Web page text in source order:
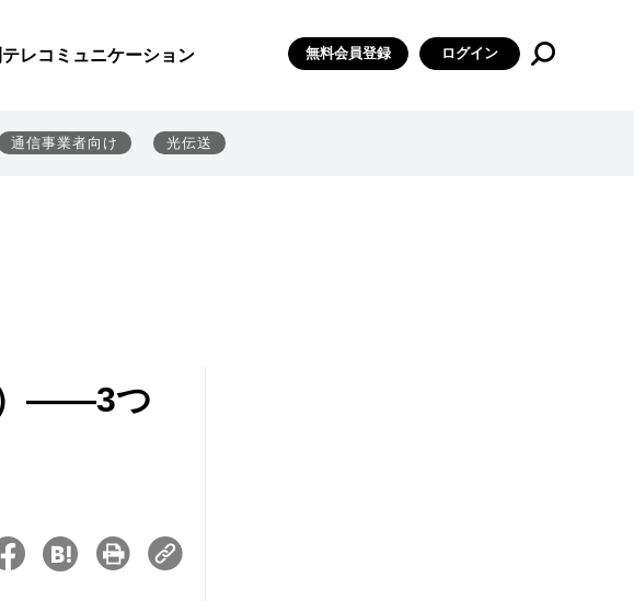
テレコミュニケーション 無料会員登録 ログイン
通信事業者向け 光伝送
）――3つ